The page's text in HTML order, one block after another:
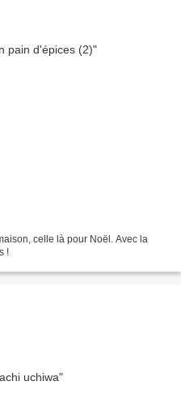
celle là pour Noël. Avec la
!